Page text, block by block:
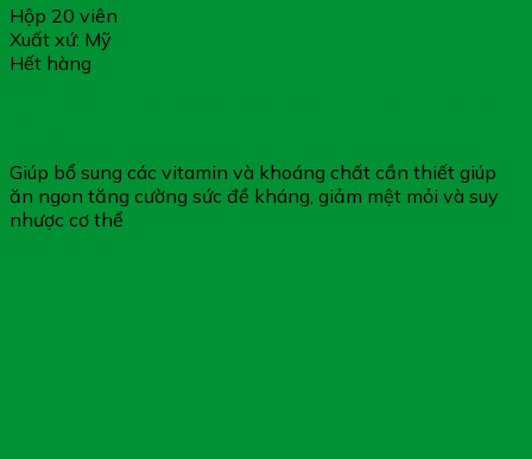
Hộp 20 viên
Xuất xứ: Mỹ
Hết hàng
Giúp bổ sung các vitamin và khoáng chất cần thiết giúp
ăn ngon tăng cường sức đề kháng, giảm mệt mỏi và suy
nhược cơ thể